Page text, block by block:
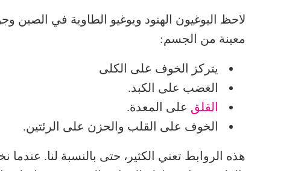
لاحظ اليوغيون الهنود ويوغيو الطاوية في الصين
معينة من الجسم:
يتركز الخوف على الكلى
الغضب على الكبد.
القلق على المعدة.
الخوف على القلب والحزن على الرئتين.
هذه الروابط تعني الكثير، حتى بالنسبة لنا.